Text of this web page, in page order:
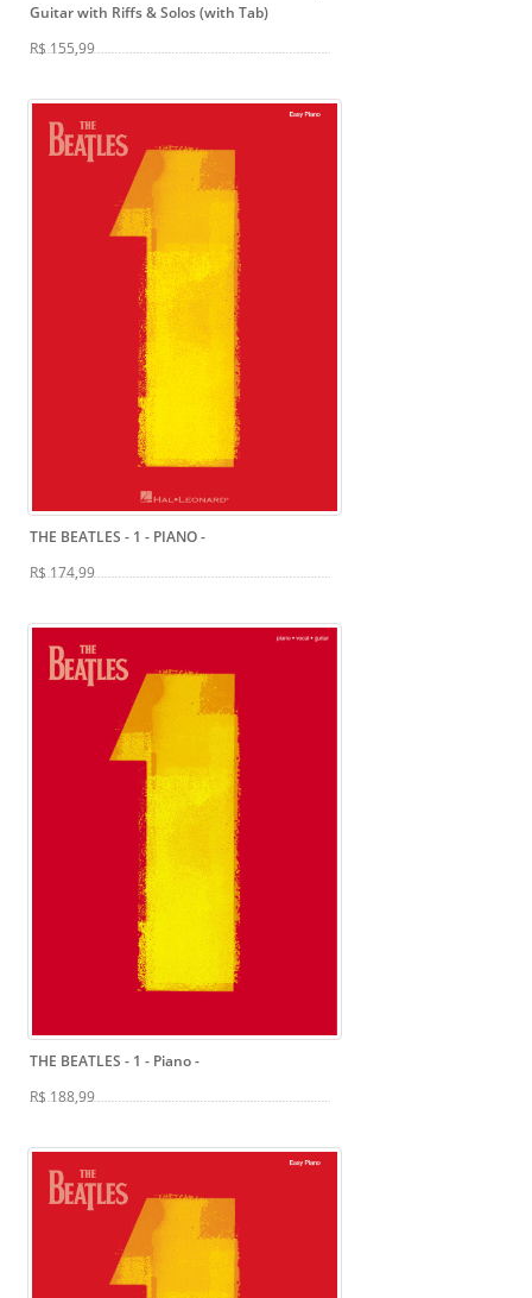
Guitar with Riffs & Solos (with Tab)
R$ 155,99
THE BEATLES - 1 - PIANO-
R$ 174,99
THE BEATLES - 1 - Piano-
R$ 188,99